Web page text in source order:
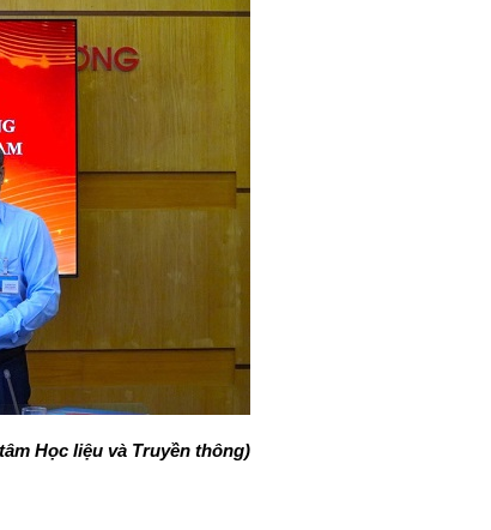
Học liệu và Truyền thông)